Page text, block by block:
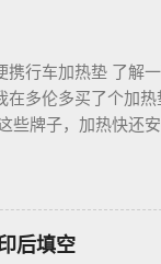
行车加热垫 了解
多伦多买了个加
些牌子，加热快还
方向盘套，手也
车暖呼呼，赶紧入手
后填空